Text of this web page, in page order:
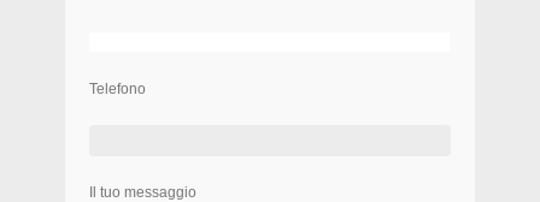
Telefono
Il tuo messaggio